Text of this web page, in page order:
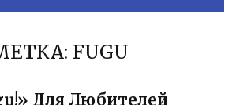
FUGU
Для Любителей